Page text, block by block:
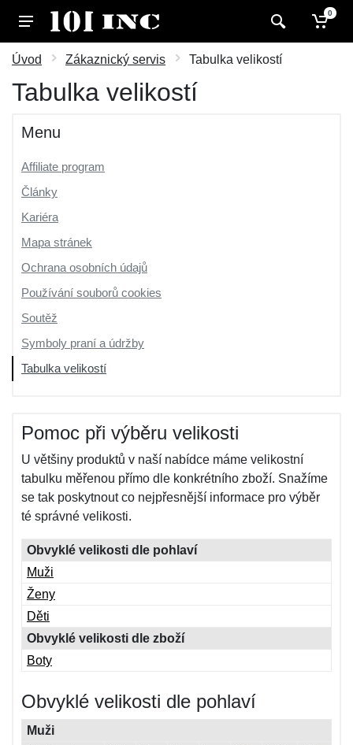
0
Úvod Zákaznický servis Tabulka velikostí
Tabulka velikostí
Menu
Affiliate program
Články
Kariéra
Mapa stránek
Ochrana osobních údajů
Používání souborů cookies
Soutěž
Symboly praní a údržby
Tabulka velikostí
Pomoc při výběru velikosti
U většiny produktů v naší nabídce máme velikostní
tabulku měřenou přímo dle konkrétního zboží. Snažíme
se tak poskytnout co nejpřesnější informace pro výběr
té správné velikosti.
Obvyklé velikosti dle pohlaví
Muži
Ženy
Děti
Obvyklé velikosti dle zboží
Boty
Obvyklé velikosti dle pohlaví
Muži